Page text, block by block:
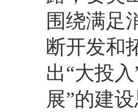
围绕满足
断开发和
出“大投
展”的建